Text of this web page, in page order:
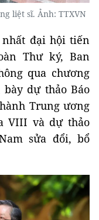
liệt sĩ. Ảnh: TTXVN
đại hội tiến
Thư ký, Ban
qua chương
dự thảo Báo
Trung ương
VIII và dự thảo
sửa đổi, bổ